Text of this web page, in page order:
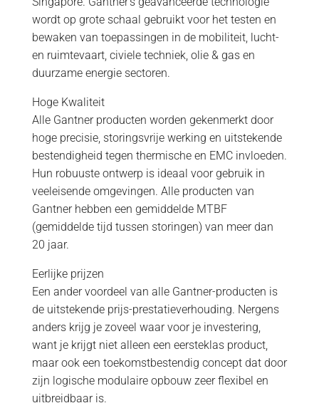
wordt op grote schaal gebruikt voor het testen en
bewaken van toepassingen in de mobiliteit, lucht-
en ruimtevaart, civiele techniek, olie & gas en
duurzame energie sectoren.
Hoge Kwaliteit
Alle Gantner producten worden gekenmerkt door
hoge precisie, storingsvrije werking en uitstekende
bestendigheid tegen thermische en EMC invloeden.
Hun robuuste ontwerp is ideaal voor gebruik in
veeleisende omgevingen. Alle producten van
Gantner hebben een gemiddelde MTBF
(gemiddelde tijd tussen storingen) van meer dan
20 jaar.
Eerlijke prijzen
Een ander voordeel van alle Gantner-producten is
de uitstekende prijs-prestatieverhouding. Nergens
anders krijg je zoveel waar voor je investering,
want je krijgt niet alleen een eersteklas product,
maar ook een toekomstbestendig concept dat door
zijn logische modulaire opbouw zeer flexibel en
uitbreidbaar is.